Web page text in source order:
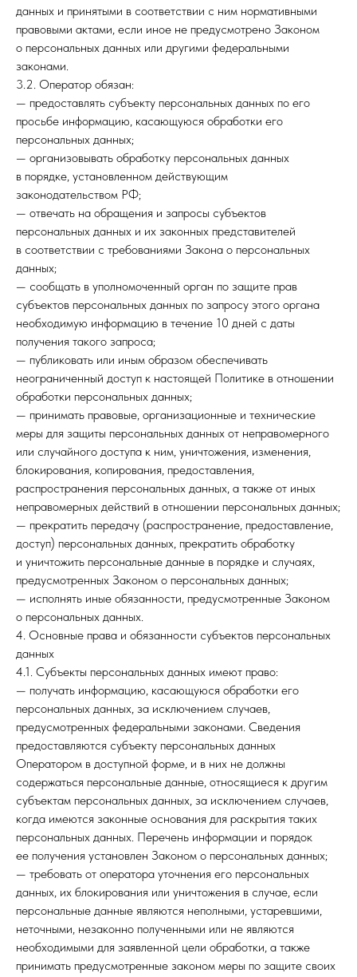
данных и принятыми в соответствии с ним нормативными
правовыми актами, если иное не предусмотрено Законом
о персональных данных или другими федеральными
законами.
3.2. Оператор обязан:
— предоставлять субъекту персональных данных по его
просьбе информацию, касающуюся обработки его
персональных данных;
— организовывать обработку персональных данных
в порядке, установленном действующим
законодательством РФ;
— отвечать на обращения и запросы субъектов
персональных данных и их законных представителей
в соответствии с требованиями Закона о персональных
данных;
— сообщать в уполномоченный орган по защите прав
субъектов персональных данных по запросу этого органа
необходимую информацию в течение 10 дней с даты
получения такого запроса;
— публиковать или иным образом обеспечивать
неограниченный доступ к настоящей Политике в отношении
обработки персональных данных;
— принимать правовые, организационные и технические
меры для защиты персональных данных от неправомерного
или случайного доступа к ним, уничтожения, изменения,
блокирования, копирования, предоставления,
распространения персональных данных, а также от иных
неправомерных действий в отношении персональных данных;
— прекратить передачу (распространение, предоставление,
доступ) персональных данных, прекратить обработку
и уничтожить персональные данные в порядке и случаях,
предусмотренных Законом о персональных данных;
— исполнять иные обязанности, предусмотренные Законом
о персональных данных.
4. Основные права и обязанности субъектов персональных
данных
4.1. Субъекты персональных данных имеют право:
— получать информацию, касающуюся обработки его
персональных данных, за исключением случаев,
предусмотренных федеральными законами. Сведения
предоставляются субъекту персональных данных
Оператором в доступной форме, и в них не должны
содержаться персональные данные, относящиеся к другим
субъектам персональных данных, за исключением случаев,
когда имеются законные основания для раскрытия таких
персональных данных. Перечень информации и порядок
ее получения установлен Законом о персональных данных;
— требовать от оператора уточнения его персональных
данных, их блокирования или уничтожения в случае, если
персональные данные являются неполными, устаревшими,
неточными, незаконно полученными или не являются
необходимыми для заявленной цели обработки, а также
принимать предусмотренные законом меры по защите своих